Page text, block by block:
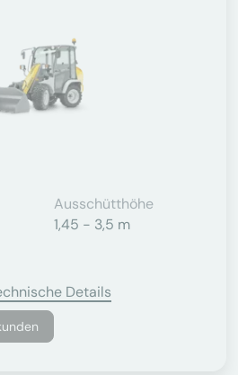
Ausschütthöhe
1,45 - 3,5 m
Details